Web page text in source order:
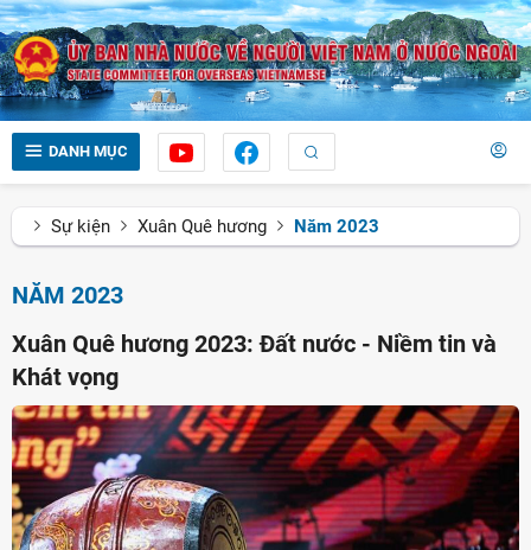
DANH MỤC
Sự kiện Xuân Quê hương Năm 2023
NĂM 2023
Xuân Quê hương 2023: Đất nước - Niềm tin và
Khát vọng